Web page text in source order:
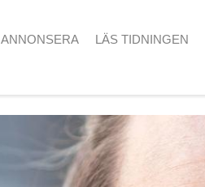
ANNONSERA LÄS TIDNINGEN